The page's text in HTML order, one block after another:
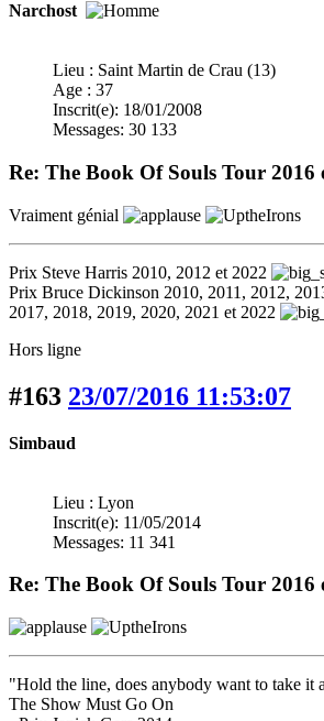
Narchost
Lieu : Saint Martin de Crau (13)
Age : 37
Inscrit(e): 18/01/2008
Messages: 30 133
Re: The Book Of Souls Tour 2016
Vraiment génial
Prix Steve Harris 2010, 2012 et 2022
Prix Bruce Dickinson 2010, 2011, 2012,
2017, 2018, 2019, 2020, 2021 et 2022
Hors ligne
#163 23/07/2016 11:53:07
Simbaud
Lieu : Lyon
Inscrit(e): 11/05/2014
Messages: 11 341
Re: The Book Of Souls Tour 2016
"Hold the line, does anybody want to take it
The Show Must Go On